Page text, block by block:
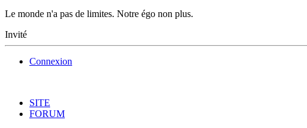
Le monde n'a pas de limites. Notre égo non plus.
Invité
Connexion
SITE
FORUM